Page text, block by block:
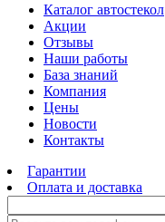
Каталог автостекол
Акции
Отзывы
Наши работы
База знаний
Компания
Цены
Новости
Контакты
Гарантии
Оплата и доставка